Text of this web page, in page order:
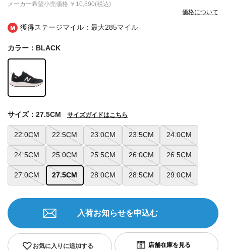
獲得ステージマイル：最大285マイル
メーカー希望小売価格 ￥10,890(税込)
価格について
カラー：BLACK
22.0CM 22.5CM 23.0CM 23.5CM 24.0CM
24.5CM 25.0CM 25.5CM 26.0CM 26.5CM
27.0CM 27.5CM 28.0CM 28.5CM 29.0CM
サイズ：27.5CM サイズガイドはこちら
お気に入りに追加する
入荷お知らせを申込む